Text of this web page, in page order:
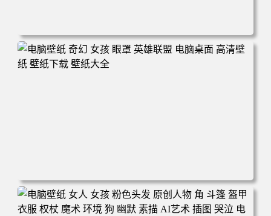
电脑壁纸 奇幻 雕像 风景 云 河流 游戏CG 神 游戏 游戏CG
电脑桌面 高清壁纸 壁纸下载 壁纸大全
电脑壁纸 奇幻 女孩 眼罩 英雄联盟 电脑桌面 高清壁纸 壁纸
下载 壁纸大全